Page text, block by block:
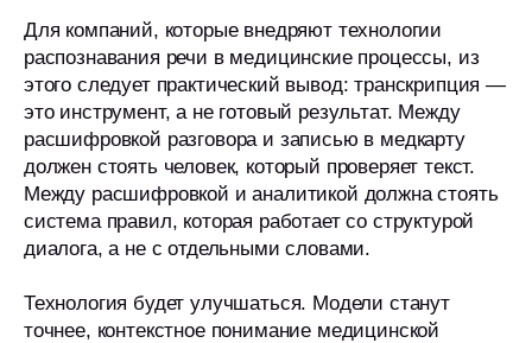
Для компаний, которые внедряют технологии
распознавания речи в медицинские процессы, из
этого следует практический вывод: транскрипция —
это инструмент, а не готовый результат. Между
расшифровкой разговора и записью в медкарту
должен стоять человек, который проверяет текст.
Между расшифровкой и аналитикой должна стоять
система правил, которая работает со структурой
диалога, а не с отдельными словами.
Технология будет улучшаться. Модели станут
точнее, контекстное понимание медицинской